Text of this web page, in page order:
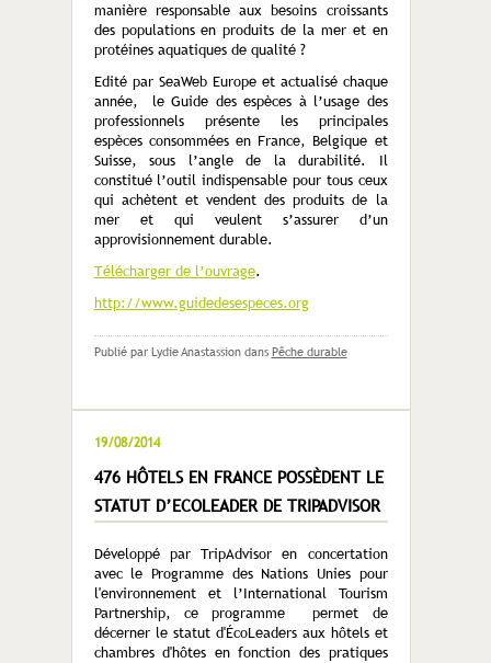
manière responsable aux besoins croissants
des populations en produits de la mer et en
protéines aquatiques de qualité ?
Edité par SeaWeb Europe et actualisé chaque
année, le Guide des espèces à l’usage des
professionnels présente les principales
espèces consommées en France, Belgique et
Suisse, sous l’angle de la durabilité. Il
constitué l’outil indispensable pour tous ceux
qui achètent et vendent des produits de la
mer et qui veulent s’assurer d’un
approvisionnement durable.
Télécharger de l’ouvrage.
http://www.guidedesespeces.org
Publié par Lydie Anastassion dans Pêche durable
19/08/2014
476 HÔTELS EN FRANCE POSSÈDENT LE
STATUT D’ECOLEADER DE TRIPADVISOR
Développé par TripAdvisor en concertation
avec le Programme des Nations Unies pour
l'environnement et l’International Tourism
Partnership, ce programme permet de
décerner le statut d'ÉcoLeaders aux hôtels et
chambres d'hôtes en fonction des pratiques